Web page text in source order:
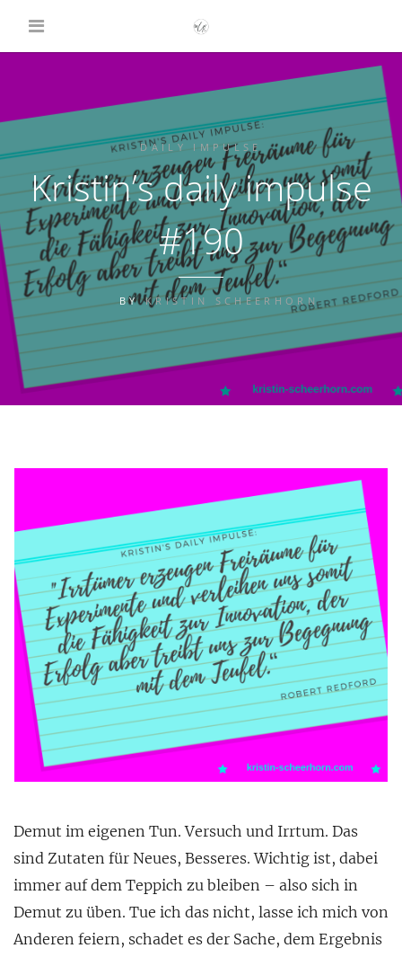
DAILY IMPULSE
Kristin’s daily impulse
#190
BYKRISTIN SCHEERHORN
Demut im eigenen Tun. Versuch und Irrtum. Das
sind Zutaten für Neues, Besseres. Wichtig ist, dabei
immer auf dem Teppich zu bleiben – also sich in
Demut zu üben. Tue ich das nicht, lasse ich mich von
Anderen feiern, schadet es der Sache, dem Ergebnis